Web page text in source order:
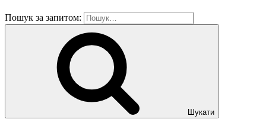
Пошук за запитом:
Шукати